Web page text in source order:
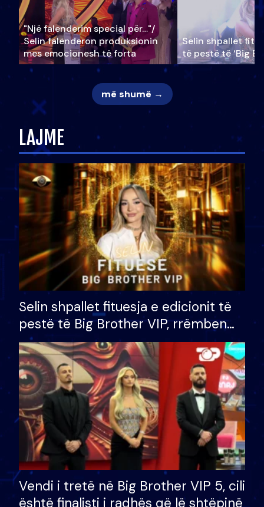
"Një falenderim special për…"/
Selin falënderon produksionin
mes emocionesh të forta
Selin shpallet
të pestë të ‘Big
më shumë →
LAJME
Selin shpallet fituesja e edicionit të
pestë të Big Brother VIP, rrëmben
çmimin e madh prej 100 mijë eurosh
Vendi i tretë në Big Brother VIP 5, cili
është finalisti i radhës që lë shtëpinë